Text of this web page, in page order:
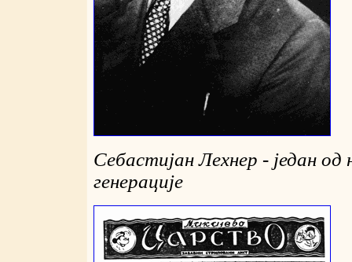
Себастијан Лехнер - један
генерације